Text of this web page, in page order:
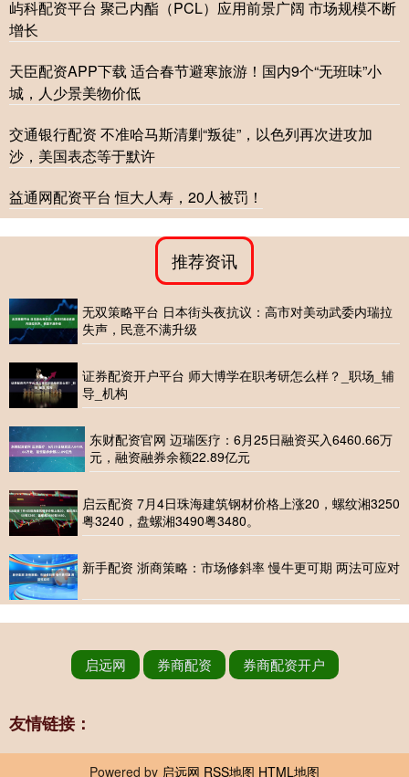
屿科配资平台 聚己内酯（PCL）应用前景广阔 市场规模不断
增长
天臣配资APP下载 适合春节避寒旅游！国内9个“无班味”小
城，人少景美物价低
交通银行配资 不准哈马斯清剿“叛徒”，以色列再次进攻加
沙，美国表态等于默许
益通网配资平台 恒大人寿，20人被罚！
推荐资讯
无双策略平台 日本街头夜抗议：高市对美动武委内瑞拉
失声，民意不满升级
证券配资开户平台 师大博学在职考研怎么样？_职场_辅
导_机构
东财配资官网 迈瑞医疗：6月25日融资买入6460.66万
元，融资融券余额22.89亿元
启云配资 7月4日珠海建筑钢材价格上涨20，螺纹湘3250
粤3240，盘螺湘3490粤3480。
新手配资 浙商策略：市场修斜率 慢牛更可期 两法可应对
启远网 券商配资 券商配资开户
友情链接：
Powered by 启远网 RSS地图 HTML地图